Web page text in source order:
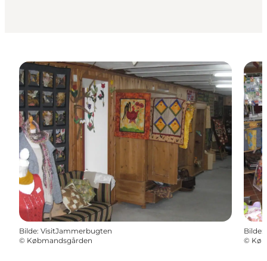
Bilde: VisitJammerbugten
© Købmandsgården
Bilde:
©